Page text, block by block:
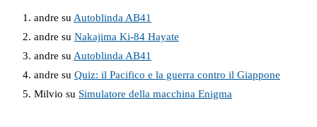
andre su Autoblinda AB41
andre su Nakajima Ki-84 Hayate
andre su Autoblinda AB41
andre su Quiz: il Pacifico e la guerra contro il Giappone
Milvio su Simulatore della macchina Enigma